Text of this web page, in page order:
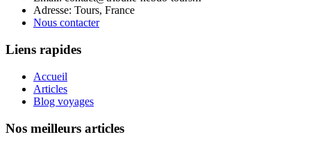
Adresse: Tours, France
Nous contacter
Liens rapides
Accueil
Articles
Blog voyages
Nos meilleurs articles